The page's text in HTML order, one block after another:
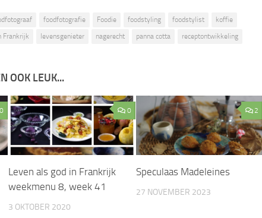
foodfotografie Foodie foodstyling foodstylist
koffie
Frankrijk levensgenieter nagerecht panna cotta receptontwikkeling
OOK LEUK...
0 0
Leven als god in Frankrijk
weekmenu 8, week 41
3 OKTOBER 2020
2
Speculaas Madeleines
27 NOVEMBER 2023